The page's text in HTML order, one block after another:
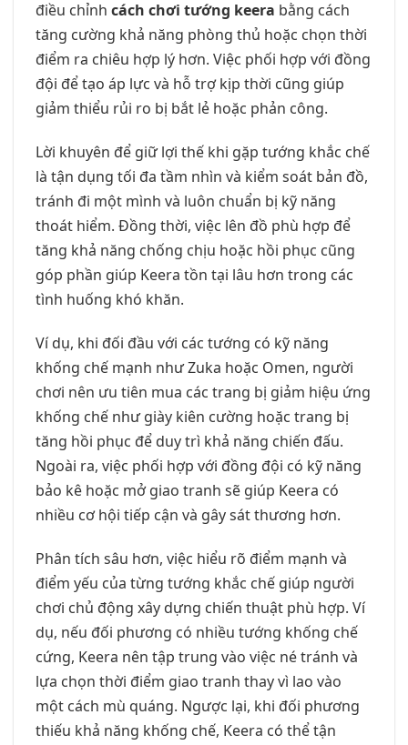
điều chỉnh cách chơi tướng keera bằng cách
tăng cường khả năng phòng thủ hoặc chọn thời
điểm ra chiêu hợp lý hơn. Việc phối hợp với đồng
đội để tạo áp lực và hỗ trợ kịp thời cũng giúp
giảm thiểu rủi ro bị bắt lẻ hoặc phản công.
Lời khuyên để giữ lợi thế khi gặp tướng khắc chế
là tận dụng tối đa tầm nhìn và kiểm soát bản đồ,
tránh đi một mình và luôn chuẩn bị kỹ năng
thoát hiểm. Đồng thời, việc lên đồ phù hợp để
tăng khả năng chống chịu hoặc hồi phục cũng
góp phần giúp Keera tồn tại lâu hơn trong các
tình huống khó khăn.
Ví dụ, khi đối đầu với các tướng có kỹ năng
khống chế mạnh như Zuka hoặc Omen, người
chơi nên ưu tiên mua các trang bị giảm hiệu ứng
khống chế như giày kiên cường hoặc trang bị
tăng hồi phục để duy trì khả năng chiến đấu.
Ngoài ra, việc phối hợp với đồng đội có kỹ năng
bảo kê hoặc mở giao tranh sẽ giúp Keera có
nhiều cơ hội tiếp cận và gây sát thương hơn.
Phân tích sâu hơn, việc hiểu rõ điểm mạnh và
điểm yếu của từng tướng khắc chế giúp người
chơi chủ động xây dựng chiến thuật phù hợp. Ví
dụ, nếu đối phương có nhiều tướng khống chế
cứng, Keera nên tập trung vào việc né tránh và
lựa chọn thời điểm giao tranh thay vì lao vào
một cách mù quáng. Ngược lại, khi đối phương
thiếu khả năng khống chế, Keera có thể tận